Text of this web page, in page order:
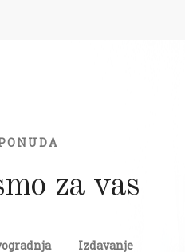
za vas
Izdavanje